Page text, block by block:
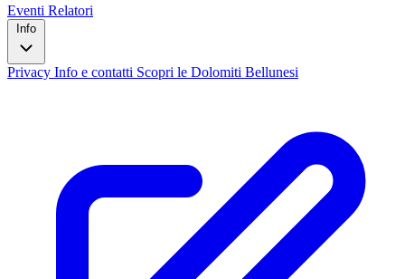
Eventi Relatori
Info
Privacy Info e contatti Scopri le Dolomiti Bellunesi